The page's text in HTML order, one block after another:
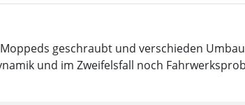
geschraubt und verschieden
und im Zweifelsfall noch